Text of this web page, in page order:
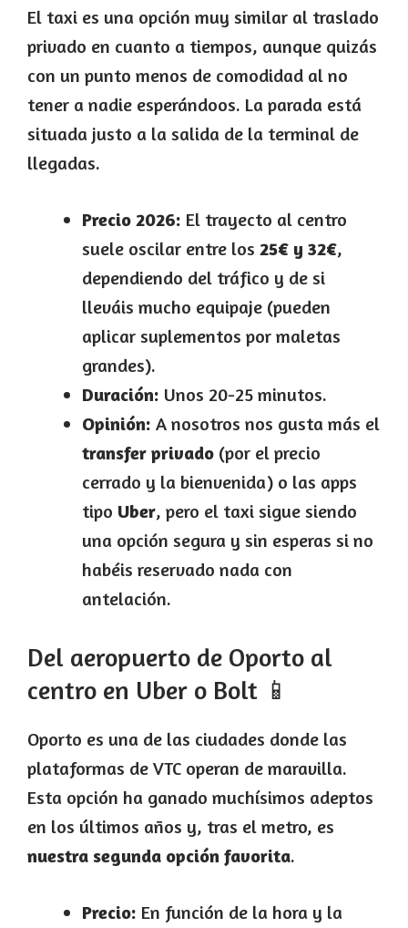
El taxi es una opción muy similar al traslado
privado en cuanto a tiempos, aunque quizás
con un punto menos de comodidad al no
tener a nadie esperándoos. La parada está
situada justo a la salida de la terminal de
llegadas.
Precio 2026: El trayecto al centro
suele oscilar entre los 25€ y 32€,
dependiendo del tráfico y de si
lleváis mucho equipaje (pueden
aplicar suplementos por maletas
grandes).
Duración: Unos 20-25 minutos.
Opinión: A nosotros nos gusta más el
transfer privado (por el precio
cerrado y la bienvenida) o las apps
tipo Uber, pero el taxi sigue siendo
una opción segura y sin esperas si no
habéis reservado nada con
antelación.
Del aeropuerto de Oporto al
centro en Uber o Bolt 📱
Oporto es una de las ciudades donde las
plataformas de VTC operan de maravilla.
Esta opción ha ganado muchísimos adeptos
en los últimos años y, tras el metro, es
nuestra segunda opción favorita.
Precio: En función de la hora y la